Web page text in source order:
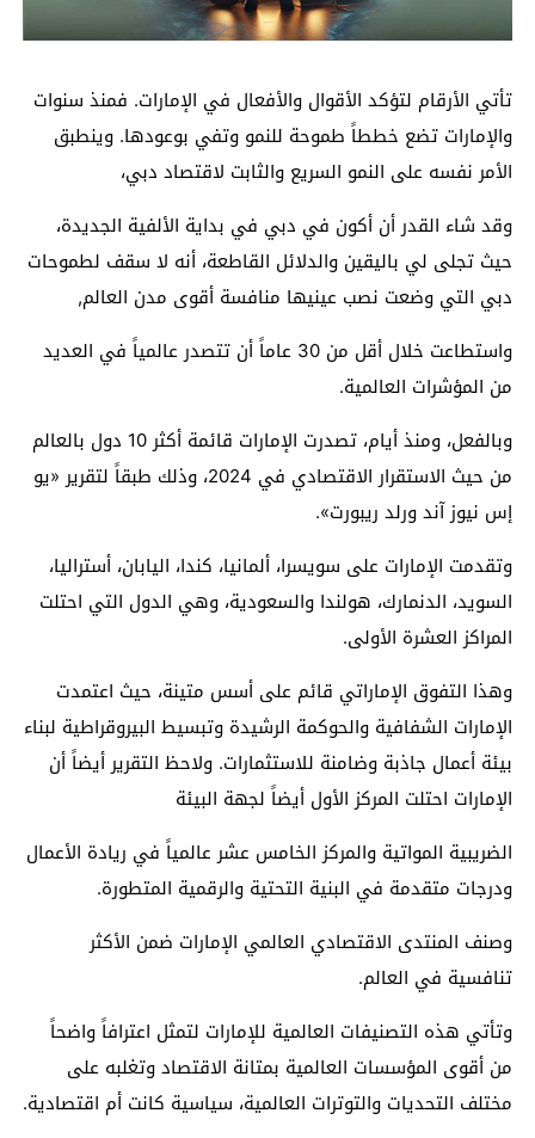
تأتي الأرقام لتؤكد الأقوال والأفعال في الإمارات. فمنذ سنوات
والإمارات تضع خططاً طموحة للنمو وتفي بوعودها. وينطبق
الأمر نفسه على النمو السريع والثابت لاقتصاد دبي،
وقد شاء القدر أن أكون في دبي في بداية الألفية الجديدة،
حيث تجلى لي باليقين والدلائل القاطعة، أنه لا سقف لطموحات
دبي التي وضعت نصب عينيها منافسة أقوى مدن العالم,
واستطاعت خلال أقل من 30 عاماً أن تتصدر عالمياً في العديد
من المؤشرات العالمية.
وبالفعل، ومنذ أيام، تصدرت الإمارات قائمة أكثر 10 دول بالعالم
من حيث الاستقرار الاقتصادي في 2024، وذلك طبقاً لتقرير «يو
إس نيوز آند ورلد ريبورت».
وتقدمت الإمارات على سويسرا، ألمانيا، كندا، اليابان، أستراليا،
السويد، الدنمارك، هولندا والسعودية، وهي الدول التي احتلت
المراكز العشرة الأولى.
وهذا التفوق الإماراتي قائم على أسس متينة، حيث اعتمدت
الإمارات الشفافية والحوكمة الرشيدة وتبسيط البيروقراطية لبناء
بيئة أعمال جاذبة وضامنة للاستثمارات. ولاحظ التقرير أيضاً أن
الإمارات احتلت المركز الأول أيضاً لجهة البيئة
الضريبية المواتية والمركز الخامس عشر عالمياً في ريادة الأعمال
ودرجات متقدمة في البنية التحتية والرقمية المتطورة.
وصنف المنتدى الاقتصادي العالمي الإمارات ضمن الأكثر
تنافسية في العالم.
وتأتي هذه التصنيفات العالمية للإمارات لتمثل اعترافاً واضحاً
من أقوى المؤسسات العالمية بمتانة الاقتصاد وتغلبه على
مختلف التحديات والتوترات العالمية، سياسية كانت أم اقتصادية.